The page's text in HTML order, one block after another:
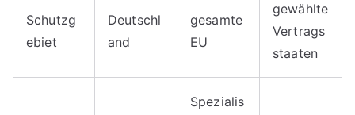
Schutzg
ebiet
Deutschl
and
gesamte
EU
gewählte
Vertrags
staaten
Spezialis